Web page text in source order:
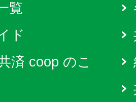
覧
ド
済 coop のこ